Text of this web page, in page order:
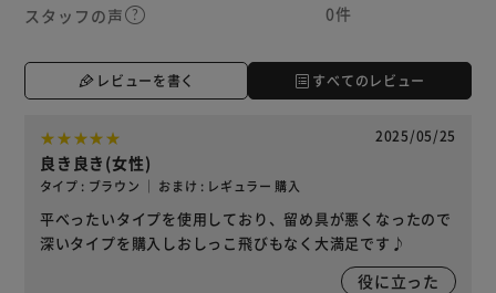
スタッフの声
0件
レビューを書く すべてのレビュー
2025/05/25
良き良き(女性)
タイプ : ブラウン ｜ おまけ : レギュラー 購入
平べったいタイプを使用しており、留め具が悪くなったので
深いタイプを購入しおしっこ飛びもなく大満足です♪
役に立った